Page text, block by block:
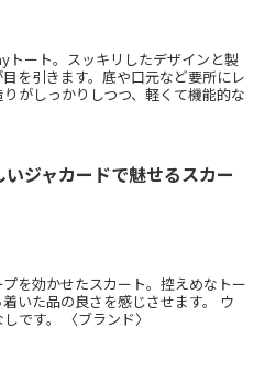
トート。スッキリしたデザインと製
を引きます。底や口元など要所にレ
がしっかりしつつ、軽くて機能的な
いジャカードで魅せるスカー
を効かせたスカート。控えめなトー
いた品の良さを感じさせます。 ウ
です。 〈ブランド〉